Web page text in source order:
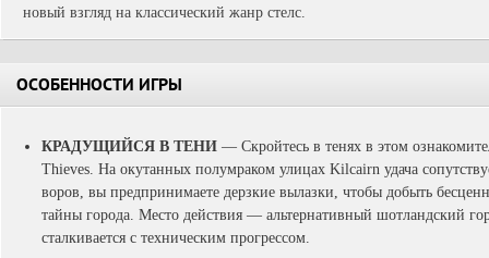
новый взгляд на классический жанр стелс.
ОСОБЕННОСТИ ИГРЫ
КРАДУЩИЙСЯ В ТЕНИ — Скройтесь в тенях в этом
Thieves. На окутанных полумраком улицах Kilcairn удача
воров, вы предпринимаете дерзкие вылазки, чтобы добыть
тайны города. Место действия — альтернативный шотландский
сталкивается с техническим прогрессом.